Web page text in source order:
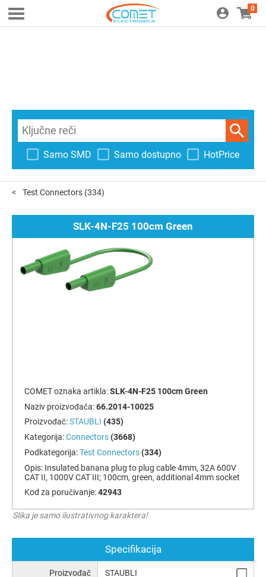
0
Samo SMD Samo dostupno HotPrice
Test Connectors (334)
SLK-4N-F25 100cm Green
COMET oznaka artikla:SLK-4N-F25 100cm Green
Naziv proizvođača:66.2014-10025
Proizvođač:STAUBLI (435)
Kategorija:Connectors (3668)
Podkategorija:Test Connectors (334)
Opis: Insulated banana plug to plug cable 4mm, 32A 600V
CAT II, 1000V CAT III; 100cm, green, additional 4mm socket
Kod za poručivanje:42943
Slika je samo ilustrativnog karaktera!
Specifikacija
Proizvođač STAUBLI